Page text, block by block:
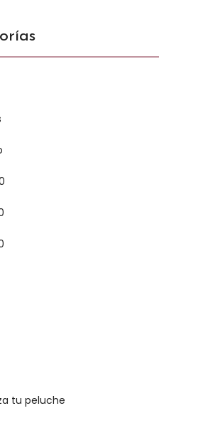
tu peluche